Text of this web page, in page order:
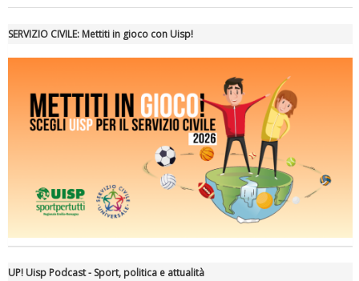
Tiziano Pesce a Radio InBlu2000 traccia il bilancio della stagione
Ddl Lobby, Uisp: “Il Parlamento valorizzi le nostre specificità"
SERVIZIO CIVILE: Mettiti in gioco con Uisp!
UP! Uisp Podcast - Sport, politica e attualità